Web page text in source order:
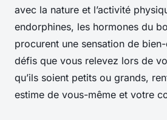
avec la nature et l’activité
endorphines, les hormones du
procurent une sensation de
défis que vous relevez lors de
qu’ils soient petits ou grands,
estime de vous-même et votre